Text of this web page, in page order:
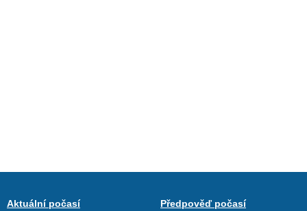
Aktuální počasí
Předpověď počasí